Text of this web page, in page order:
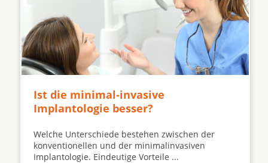
Ist die minimal-invasive
Implantologie besser?
Welche Unterschiede bestehen zwischen der
konventionellen und der minimalinvasiven
Implantologie. Eindeutige Vorteile ...